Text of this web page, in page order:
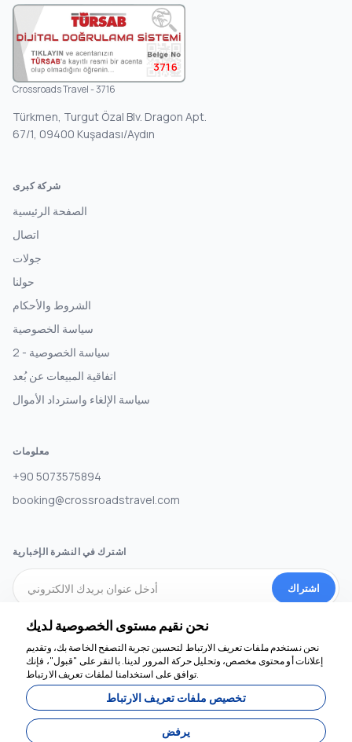
3716
Crossroads Travel - 3716
Türkmen, Turgut Özal Blv. Dragon Apt.
67/1, 09400 Kuşadası/Aydın
شركة كبرى
الصفحة الرئيسية
اتصال
جولات
حولنا
الشروط والأحكام
سياسة الخصوصية
سياسة الخصوصية - 2
اتفاقية المبيعات عن بُعد
سياسة الإلغاء واسترداد الأموال
معلومات
+90 5073575894
booking@crossroadstravel.com
اشترك في النشرة الإخبارية
اشتراك
وسائل التواصل الاجتماعي
نحن نقيم مستوى الخصوصية لديك
نحن نستخدم ملفات تعريف الارتباط لتحسين تجربة التصفح الخاصة بك، وتقديم
إعلانات أو محتوى مخصص، وتحليل حركة المرور لدينا. بالنقر على "قبول"، فإنك
توافق على استخدامنا لملفات تعريف الارتباط.
تخصيص ملفات تعريف الارتباط
يرفض